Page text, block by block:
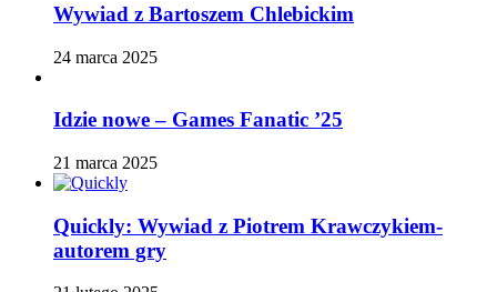
Wywiad z Bartoszem Chlebickim
24 marca 2025
Idzie nowe – Games Fanatic ’25
21 marca 2025
Quickly: Wywiad z Piotrem Krawczykiem-
autorem gry